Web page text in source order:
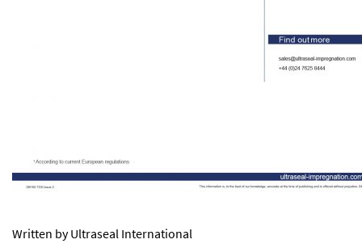
Written by Ultraseal International